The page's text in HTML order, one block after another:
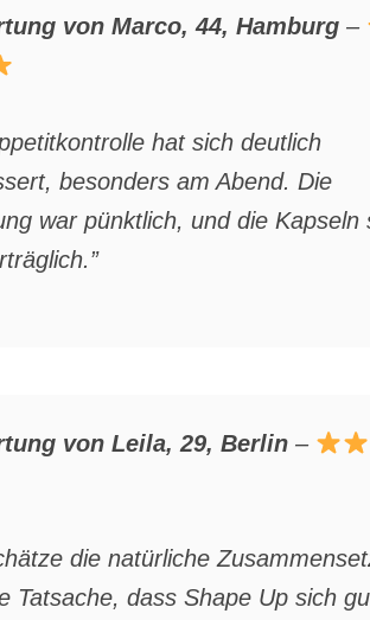
von Marco, 44, Hamburg –
hat sich deutlich
besonders am Abend. Die
war pünktlich, und die Kapseln
von Leila, 29, Berlin –
die natürliche
Tatsache, dass Shape Up sich